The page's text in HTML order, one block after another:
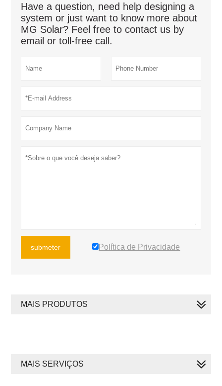
Have a question, need help designing a
system or just want to know more about
MG Solar? Feel free to contact us by
email or toll-free call.
submeter Política de Privacidade
MAIS PRODUTOS
MAIS SERVIÇOS